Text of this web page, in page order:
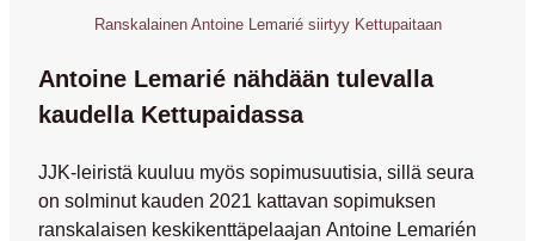
Ranskalainen Antoine Lemarié siirtyy Kettupaitaan
Antoine Lemarié nähdään tulevalla
kaudella Kettupaidassa
JJK-leiristä kuuluu myös sopimusuutisia, sillä seura
on solminut kauden 2021 kattavan sopimuksen
ranskalaisen keskikenttäpelaajan Antoine Lemarién